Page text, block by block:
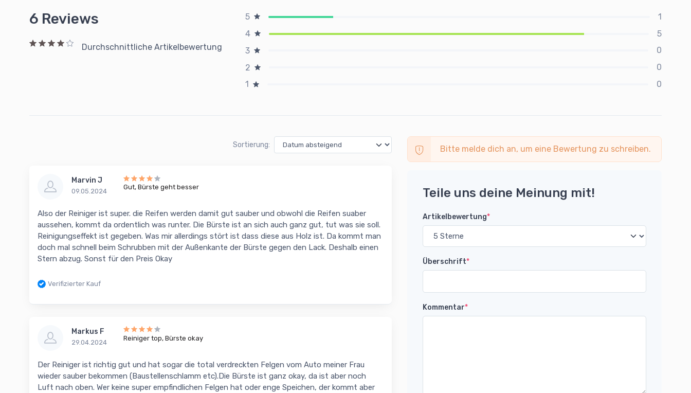
6 Reviews
Durchschnittliche Artikelbewertung
5
1
4
5
3
0
2
0
1
0
Sortierung:
Marvin J
09.05.2024
Gut, Bürste geht besser
Also der Reiniger ist super. die Reifen werden damit gut sauber und obwohl die Reifen suaber
aussehen, kommt da ordentlich was runter. Die Bürste ist an sich auch ganz gut, tut was sie soll.
Reinigungseffekt ist gegeben. Was mir allerdings stört ist dass diese aus Holz ist. Da kommt man
doch mal schnell beim Schrubben mit der Außenkante der Bürste gegen den Lack. Deshalb einen
Stern abzug. Sonst für den Preis Okay
Verifizierter Kauf
Markus F
29.04.2024
Reiniger top, Bürste okay
Der Reiniger ist richtig gut und hat sogar die total verdreckten Felgen vom Auto meiner Frau
wieder sauber bekommen (Baustellenschlamm etc).Die Bürste ist ganz okay, da ist aber noch
Luft nach oben. Wer keine super empfindlichen Felgen hat oder enge Speichen, der kommt aber
Bitte melde dich an, um eine Bewertung zu schreiben.
Teile uns deine Meinung mit!
Artikelbewertung*
Überschrift*
Kommentar*